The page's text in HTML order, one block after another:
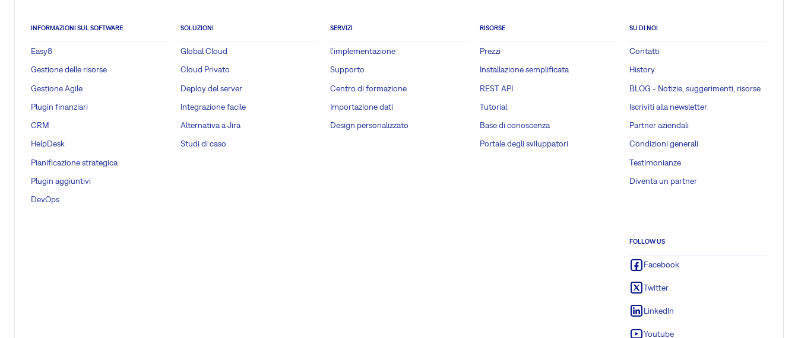
INFORMAZIONI SUL SOFTWARE
Easy8
Gestione delle risorse
Gestione Agile
Plugin finanziari
CRM
HelpDesk
Pianificazione strategica
Plugin aggiuntivi
DevOps
SOLUZIONI
Global Cloud
Cloud Privato
Deploy del server
Integrazione facile
Alternativa a Jira
Studi di caso
SERVIZI
l'implementazione
Supporto
Centro di formazione
Importazione dati
Design personalizzato
RISORSE
Prezzi
Installazione semplificata
REST API
Tutorial
Base di conoscenza
Portale degli sviluppatori
SU DI NOI
Contatti
History
BLOG - Notizie, suggerimenti, risorse
Iscriviti alla newsletter
Partner aziendali
Condizioni generali
Testimonianze
Diventa un partner
FOLLOW US
Facebook
Twitter
LinkedIn
Youtube